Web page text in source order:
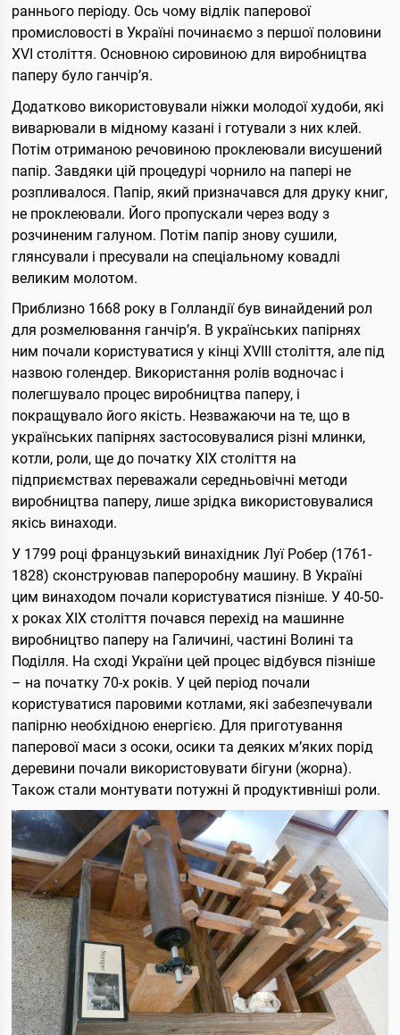
раннього періоду. Ось чому відлік паперової
промисловості в Україні починаємо з першої половини
XVI століття. Основною сировиною для виробництва
паперу було ганчір’я.
Додатково використовували ніжки молодої худоби, які
виварювали в мідному казані і готували з них клей.
Потім отриманою речовиною проклеювали висушений
папір. Завдяки цій процедурі чорнило на папері не
розпливалося. Папір, який призначався для друку книг,
не проклеювали. Його пропускали через воду з
розчиненим галуном. Потім папір знову сушили,
глянсували і пресували на спеціальному ковадлі
великим молотом.
Приблизно 1668 року в Голландії був винайдений рол
для розмелювання ганчір’я. В українських папірнях
ним почали користуватися у кінці ХVІІІ століття, але під
назвою голендер. Використання ролів водночас і
полегшувало процес виробництва паперу, і
покращувало його якість. Незважаючи на те, що в
українських папірнях застосовувалися різні млинки,
котли, роли, ще до початку ХІХ століття на
підприємствах переважали середньовічні методи
виробництва паперу, лише зрідка використовувалися
якісь винаходи.
У 1799 році французький винахідник Луї Робер (1761-
1828) сконструював папероробну машину. В Україні
цим винаходом почали користуватися пізніше. У 40-50-
х роках ХІХ століття почався перехід на машинне
виробництво паперу на Галичині, частині Волині та
Поділля. На сході України цей процес відбувся пізніше
– на початку 70-х років. У цей період почали
користуватися паровими котлами, які забезпечували
папірню необхідною енергією. Для приготування
паперової маси з осоки, осики та деяких м’яких порід
деревини почали використовувати бігуни (жорна).
Також стали монтувати потужні й продуктивніші роли.